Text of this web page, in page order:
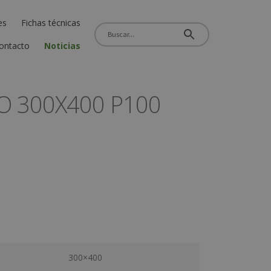
Fichas técnicas
Noticias
300X400 P100
300×400